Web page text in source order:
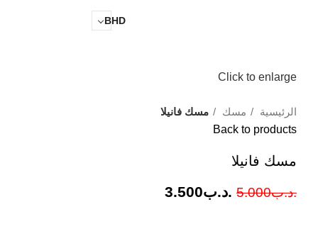
BHD
Click to enlarge
الرئيسية مسك
مسك فانيلا
Back to products
مسك فانيلا
.د.ب5.000 .د.ب3.500